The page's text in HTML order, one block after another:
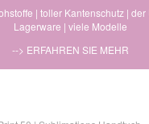
| toller Kantenschutz |
Lagerware | viele Modelle
--> ERFAHREN SIE MEHR